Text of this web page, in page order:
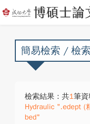
簡易檢索 / 檢
檢索結果：共1筆資
Hydraulic ".edept (
bed"